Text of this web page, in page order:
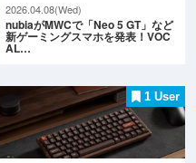
2026.04.08(Wed)
nubiaがMWCで「Neo 5 GT」など
新ゲーミングスマホを発表！VOC
AL…
1 User